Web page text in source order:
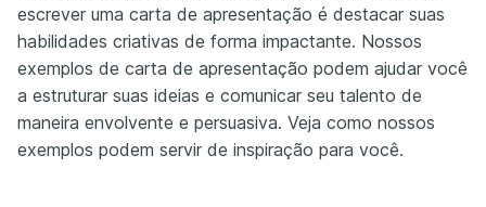
escrever uma carta de apresentação é destacar suas
habilidades criativas de forma impactante. Nossos
exemplos de carta de apresentação podem ajudar você
a estruturar suas ideias e comunicar seu talento de
maneira envolvente e persuasiva. Veja como nossos
exemplos podem servir de inspiração para você.